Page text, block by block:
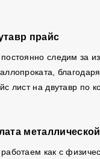
прайс
следим за
лист на двутавр по
как с